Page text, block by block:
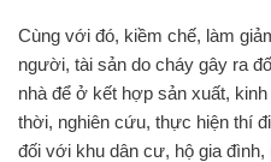
Cùng với đó, kiềm chế, làm
người, tài sản do cháy gây ra
nhà để ở kết hợp sản xuất,
thời, nghiên cứu, thực hiện thí
đối với khu dân cư, hộ gia